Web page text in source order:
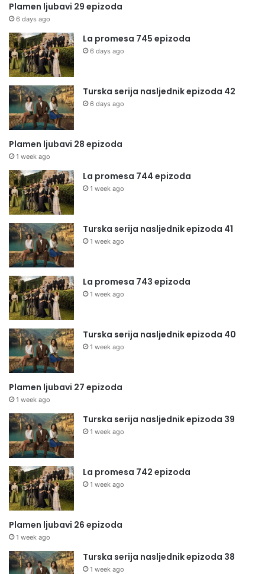
Plamen ljubavi 29 epizoda
6 days ago
La promesa 745 epizoda
6 days ago
Turska serija nasljednik epizoda 42
6 days ago
Plamen ljubavi 28 epizoda
1 week ago
La promesa 744 epizoda
1 week ago
Turska serija nasljednik epizoda 41
1 week ago
La promesa 743 epizoda
1 week ago
Turska serija nasljednik epizoda 40
1 week ago
Plamen ljubavi 27 epizoda
1 week ago
Turska serija nasljednik epizoda 39
1 week ago
La promesa 742 epizoda
1 week ago
Plamen ljubavi 26 epizoda
1 week ago
Turska serija nasljednik epizoda 38
1 week ago